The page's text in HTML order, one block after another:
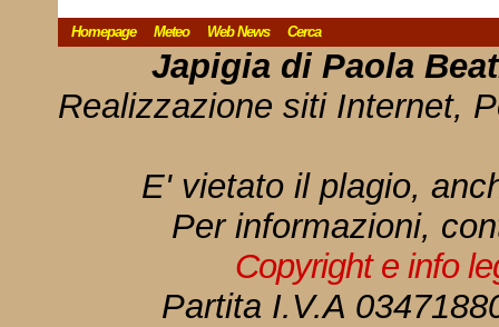
Homepage Meteo Web News Cerca
Japigia di Paola
Realizzazione siti Internet,
E' vietato il plagio,
Per informazioni,
Copyright e info
Partita I.V.A